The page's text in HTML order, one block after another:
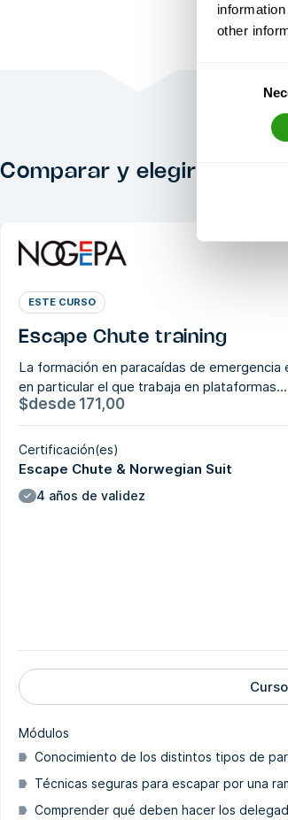
other
Comparar y elegir los
ESTE CURSO
Escape Chute training
La formación en paracaídas de emergencia
en particular el que trabaja en plataformas...
$desde 171,00
Certificación(es)
Escape Chute & Norwegian Suit
4 años de validez
Módulos
Conocimiento de los distintos tipos de
Técnicas seguras para escapar por una
Comprender qué deben hacer los